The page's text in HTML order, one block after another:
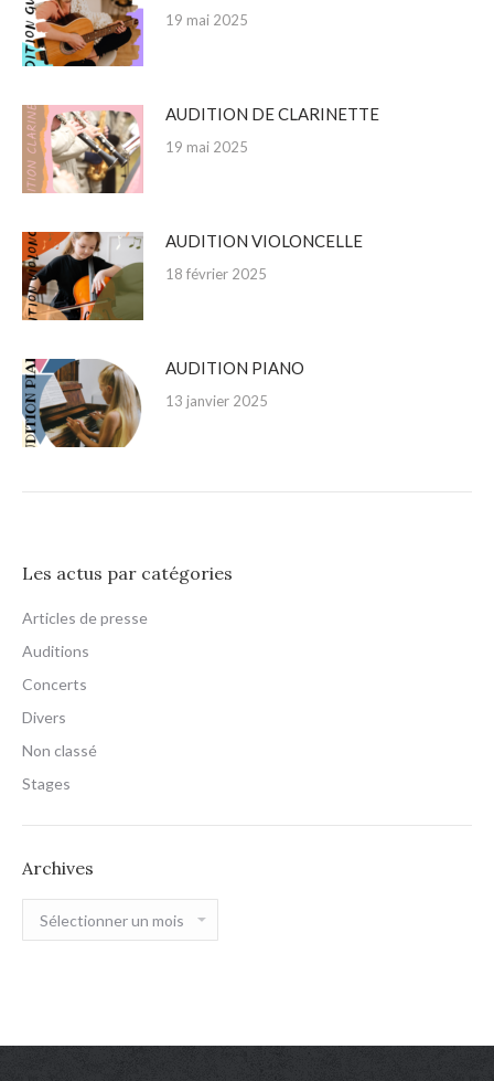
19 mai 2025
AUDITION DE CLARINETTE
19 mai 2025
AUDITION VIOLONCELLE
18 février 2025
AUDITION PIANO
13 janvier 2025
Les actus par catégories
Articles de presse
Auditions
Concerts
Divers
Non classé
Stages
Archives
Archives